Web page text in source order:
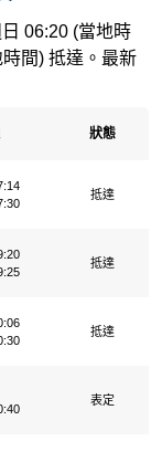
06:20 (當地時
間) 抵達。最新
狀態
抵達
抵達
抵達
表定